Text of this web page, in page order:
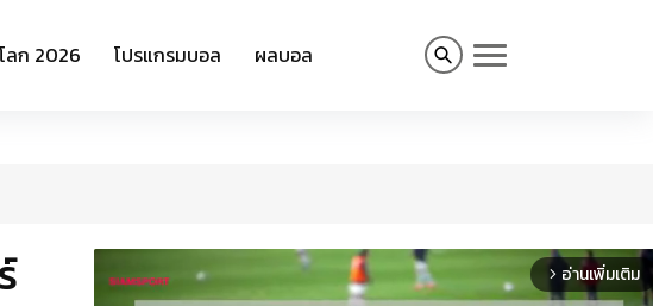
ก 2026 โปรแกรมบอล ผลบอล
arrow_forward_ios อ่านเพิ่มเติม